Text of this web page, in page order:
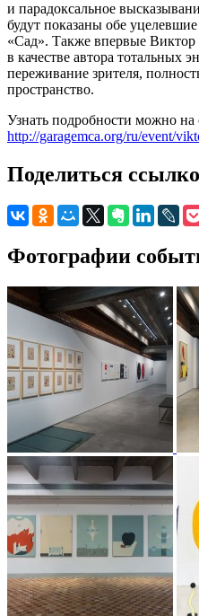
и парадоксальное
будут показаны обе
«Сад». Также впервые
в качестве автора тотальных
переживание зрителя,
пространство.
Узнать подробности можно на
http://garagemca.org/ru/event/
Поделиться
Фотографии